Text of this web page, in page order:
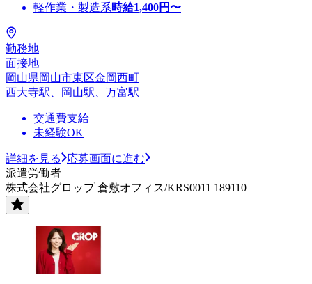
軽作業・製造系時給1,400円〜
勤務地
面接地
岡山県岡山市東区金岡西町
西大寺駅、岡山駅、万富駅
交通費支給
未経験OK
詳細を見る
応募画面に進む
派遣労働者
株式会社グロップ 倉敷オフィス/KRS0011 189110